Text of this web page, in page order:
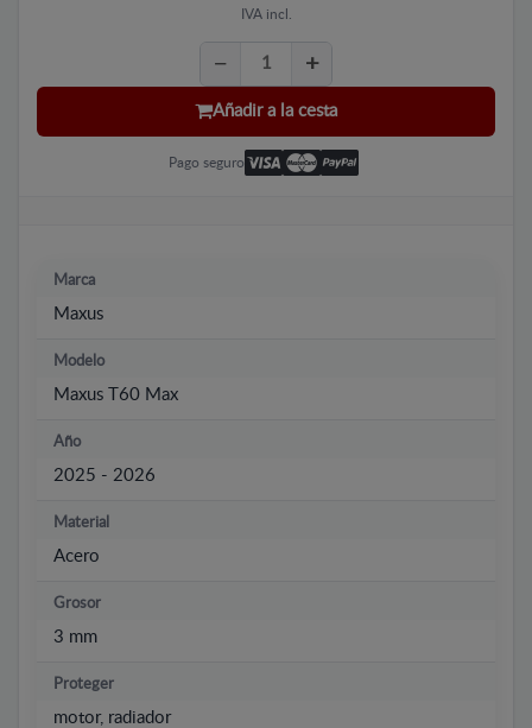
IVA incl.
Añadir a la cesta
Pago seguro
Marca
Maxus
Modelo
Maxus T60 Max
Año
2025 - 2026
Material
Acero
Grosor
3 mm
Proteger
motor, radiador